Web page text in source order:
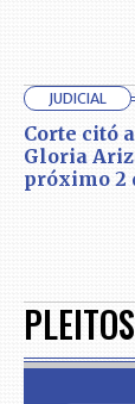
JUDICIAL
Corte citó
Gloria
próximo 2
PLEITOS